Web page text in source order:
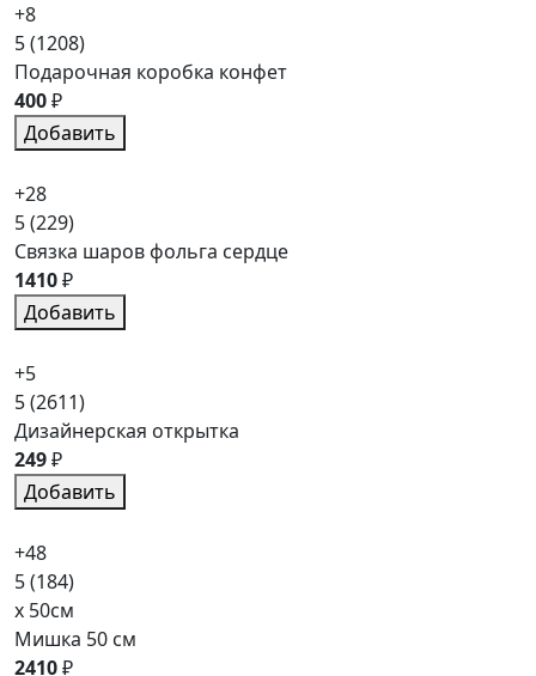
+8
5(1208)
Подарочная коробка конфет
400₽
Добавить
+28
5(229)
Связка шаров фольга сердце
1410₽
Добавить
+5
5(2611)
Дизайнерская открытка
249₽
Добавить
+48
5(184)
x 50см
Мишка 50 см
2410₽